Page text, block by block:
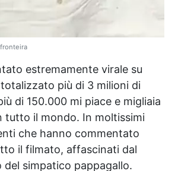
estremamente virale su
più di 3 milioni di
di 150.000 mi piace e migliaia
tutto il mondo. In moltissimi
che hanno commentato
il filmato, affascinati dal
simpatico pappagallo.